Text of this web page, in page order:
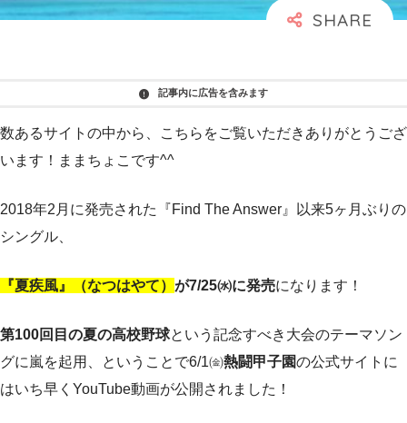
記事内に広告を含みます
数あるサイトの中から、こちらをご覧いただきありがとうござ
います！ままちょこです^^
2018年2月に発売された『Find The Answer』以来5ヶ月ぶりの
シングル、
『夏疾風』（なつはやて） が7/25㈬に発売になります！
第100回目の夏の高校野球という記念すべき大会のテーマソン
グに嵐を起用、ということで6/1㈮熱闘甲子園の公式サイトに
はいち早くYouTube動画が公開されました！